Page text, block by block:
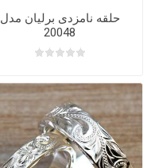
حلقه نامزدی برلیان مدل
20048